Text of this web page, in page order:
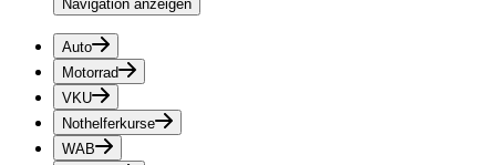
Navigation anzeigen
Auto
Motorrad
VKU
Nothelferkurse
WAB